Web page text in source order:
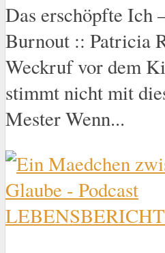
Das erschöpfte Ich
Burnout :: Patricia
Weckruf vor dem
stimmt nicht mit
Mester Wenn...